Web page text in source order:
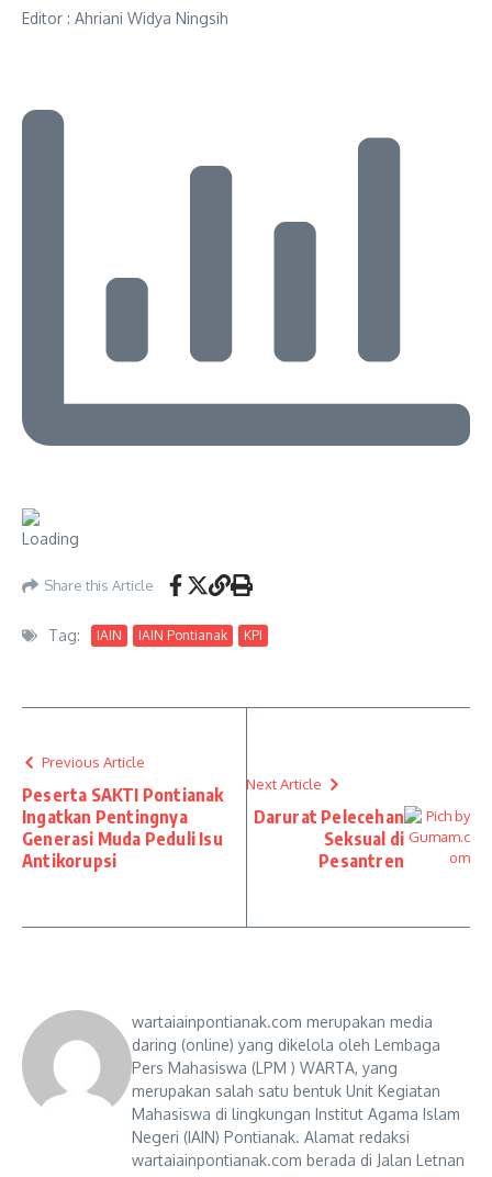
Editor : Ahriani Widya Ningsih
Share this Article
Tag: IAIN IAIN Pontianak KPI
Previous Article
Peserta SAKTI Pontianak
Ingatkan Pentingnya
Generasi Muda Peduli Isu
Antikorupsi
Next Article
Darurat Pelecehan
Seksual di
Pesantren
wartaiainpontianak.com merupakan media
daring (online) yang dikelola oleh Lembaga
Pers Mahasiswa (LPM ) WARTA, yang
merupakan salah satu bentuk Unit Kegiatan
Mahasiswa di lingkungan Institut Agama Islam
Negeri (IAIN) Pontianak. Alamat redaksi
wartaiainpontianak.com berada di Jalan Letnan